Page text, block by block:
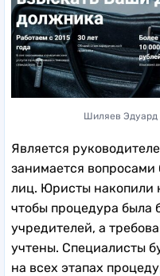
Шиляев Эдуард
Является
занимается
лиц. Юристы накопили
чтобы процедура была
учредителей, а
учтены. Специалисты
на всех этапах